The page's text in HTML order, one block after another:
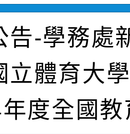
市政府政風處
手，綠能透明
案
115學年度全
實施要點」及修
桃園市115年度
競賽』實施計
果(第11招)】
第1學期第7次
結果(第3招)】
告-學務處
立體育大
年度全國